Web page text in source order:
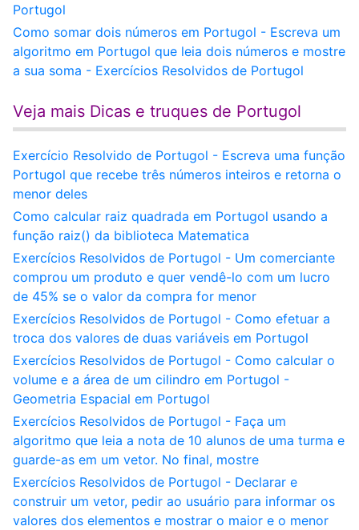
Portugol
Como somar dois números em Portugol - Escreva um
algoritmo em Portugol que leia dois números e mostre
a sua soma - Exercícios Resolvidos de Portugol
Veja mais Dicas e truques de Portugol
Exercício Resolvido de Portugol - Escreva uma função
Portugol que recebe três números inteiros e retorna o
menor deles
Como calcular raiz quadrada em Portugol usando a
função raiz() da biblioteca Matematica
Exercícios Resolvidos de Portugol - Um comerciante
comprou um produto e quer vendê-lo com um lucro
de 45% se o valor da compra for menor
Exercícios Resolvidos de Portugol - Como efetuar a
troca dos valores de duas variáveis em Portugol
Exercícios Resolvidos de Portugol - Como calcular o
volume e a área de um cilindro em Portugol -
Geometria Espacial em Portugol
Exercícios Resolvidos de Portugol - Faça um
algoritmo que leia a nota de 10 alunos de uma turma e
guarde-as em um vetor. No final, mostre
Exercícios Resolvidos de Portugol - Declarar e
construir um vetor, pedir ao usuário para informar os
valores dos elementos e mostrar o maior e o menor